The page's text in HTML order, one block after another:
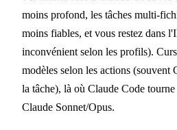
moins profond, les tâches multi-
moins fiables, et vous restez dans
inconvénient selon les profils).
modèles selon les actions (souvent
la tâche), là où Claude Code
Claude Sonnet/Opus.